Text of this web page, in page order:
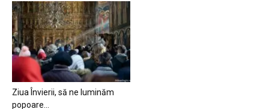
Ziua Învierii, să ne luminăm
popoare…